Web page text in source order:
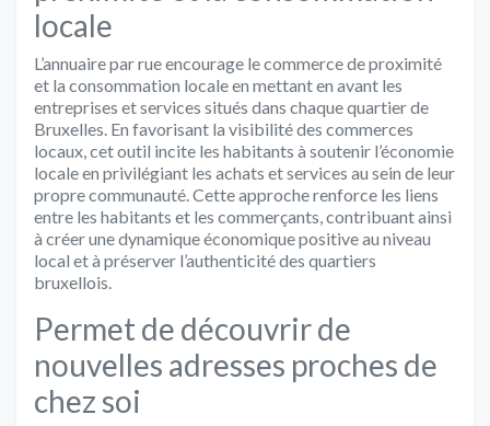
locale
L’annuaire par rue encourage le commerce de proximité
et la consommation locale en mettant en avant les
entreprises et services situés dans chaque quartier de
Bruxelles. En favorisant la visibilité des commerces
locaux, cet outil incite les habitants à soutenir l’économie
locale en privilégiant les achats et services au sein de leur
propre communauté. Cette approche renforce les liens
entre les habitants et les commerçants, contribuant ainsi
à créer une dynamique économique positive au niveau
local et à préserver l’authenticité des quartiers
bruxellois.
Permet de découvrir de
nouvelles adresses proches de
chez soi